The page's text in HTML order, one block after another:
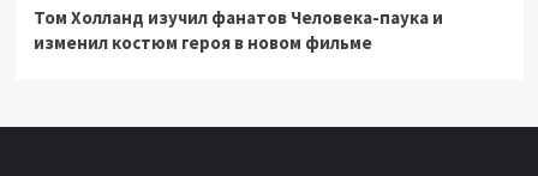
Том Холланд изучил фанатов Человека-паука и
изменил костюм героя в новом фильме